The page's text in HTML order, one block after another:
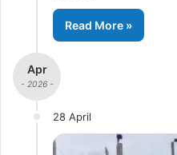
Read More »
Apr
- 2026 -
28 April